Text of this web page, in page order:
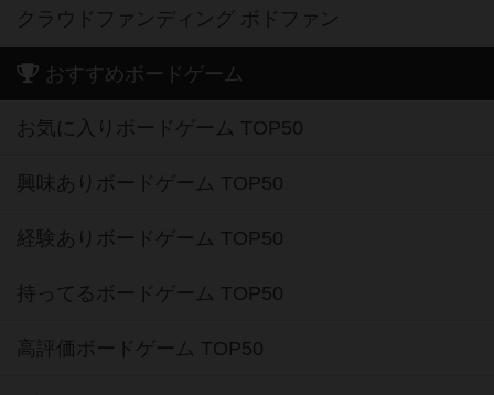
クラウドファンディング ボドファン
おすすめボードゲーム
お気に入りボードゲーム TOP50
興味ありボードゲーム TOP50
経験ありボードゲーム TOP50
持ってるボードゲーム TOP50
高評価ボードゲーム TOP50